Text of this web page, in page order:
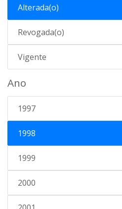
Alterada(o)
Revogada(o)
Vigente
Ano
1997
1998
1999
2000